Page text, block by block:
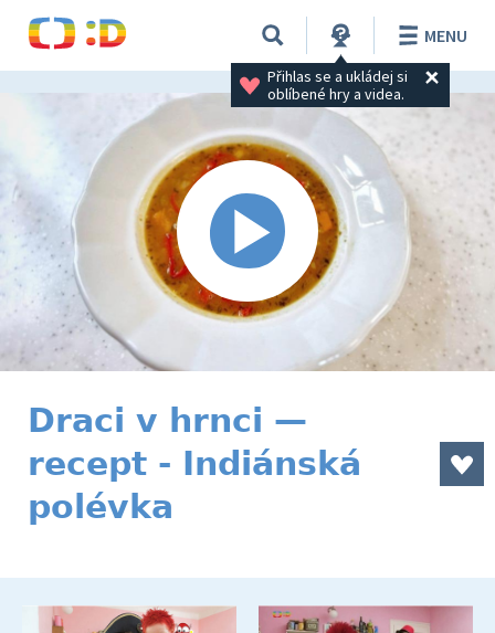
Přihlas se a ukládej si
oblíbené hry a videa.
MENU
Draci v hrnci —
recept - Indiánská
polévka